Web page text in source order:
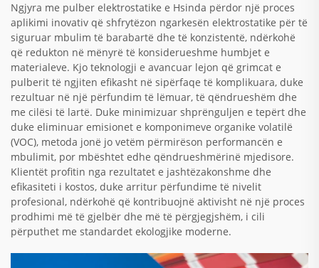
Ngjyra me pulber elektrostatike e Hsinda përdor një proces
aplikimi inovativ që shfrytëzon ngarkesën elektrostatike për të
siguruar mbulim të barabartë dhe të konzistentë, ndërkohë
që redukton në mënyrë të konsiderueshme humbjet e
materialeve. Kjo teknologji e avancuar lejon që grimcat e
pulberit të ngjiten efikasht në sipërfaqe të komplikuara, duke
rezultuar në një përfundim të lëmuar, të qëndrueshëm dhe
me cilësi të lartë. Duke minimizuar shprënguljen e tepërt dhe
duke eliminuar emisionet e komponimeve organike volatilë
(VOC), metoda jonë jo vetëm përmirëson performancën e
mbulimit, por mbështet edhe qëndrueshmërinë mjedisore.
Klientët profitin nga rezultatet e jashtëzakonshme dhe
efikasiteti i kostos, duke arritur përfundime të nivelit
profesional, ndërkohë që kontribuojnë aktivisht në një proces
prodhimi më të gjelbër dhe më të përgjegjshëm, i cili
përputhet me standardet ekologjike moderne.